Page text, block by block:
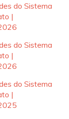
do Sistema
|
do Sistema
|
do Sistema
|